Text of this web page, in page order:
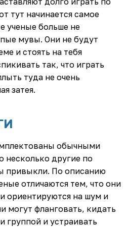
тут начинается самое
ученые больше не
мувы. Они не будут
и стоять на тебя
так, что играть
туда не очень
затея.
обычными
несколько другие по
привыкли. По описанию
отличаются тем, что они
ориентируются на шум и
могут фланговать, кидать
и устраивать